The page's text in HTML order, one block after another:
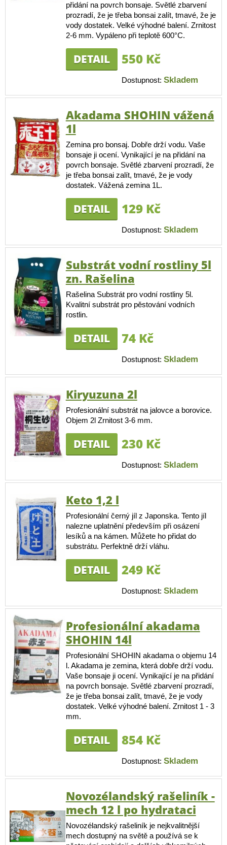
přidání na povrch bonsaje. Světlé zbarvení
prozradí, že je třeba bonsai zalít, tmavé, že je
vody dostatek. Velké výhodné balení. Zrnitost
2-6 mm. Vypáleno při teplotě 600°C.
DETAIL 550 Kč
Dostupnost: Skladem
Akadama SHOHIN vážená
1l
Zemina pro bonsaj. Dobře drží vodu. Vaše
bonsaje ji ocení. Vynikající je na přidání na
povrch bonsaje. Světlé zbarvení prozradí, že
je třeba bonsai zalít, tmavé, že je vody
dostatek. Vážená zemina 1L.
DETAIL 129 Kč
Dostupnost: Skladem
Substrát vodní rostliny 5l
zn. Rašelina
Rašelina Substrát pro vodní rostliny 5l.
Kvalitní substrát pro pěstování vodních
rostlin.
DETAIL 74 Kč
Dostupnost: Skladem
Kiryuzuna 2l
Profesionální substrát na jalovce a borovice.
Objem 2l Zrnitost 3-6 mm.
DETAIL 230 Kč
Dostupnost: Skladem
Keto 1,2 l
Profesionální černý jíl z Japonska. Tento jíl
nalezne uplatnění především při osázení
lesíků a na kámen. Můžete ho přidat do
substrátu. Perfektně drží vláhu.
DETAIL 249 Kč
Dostupnost: Skladem
Profesionální akadama
SHOHIN 14l
Profesionální SHOHIN akadama o objemu 14
l. Akadama je zemina, která dobře drží vodu.
Vaše bonsaje ji ocení. Vynikající je na přidání
na povrch bonsaje. Světlé zbarvení prozradí,
že je třeba bonsai zalít, tmavé, že je vody
dostatek. Velké výhodné balení. Zrnitost 1 - 3
mm.
DETAIL 854 Kč
Dostupnost: Skladem
Novozélandský rašeliník -
mech 12 l po hydrataci
Novozélandský rašeliník je nejkvalitnější
mech dostupný na světě a používá se k